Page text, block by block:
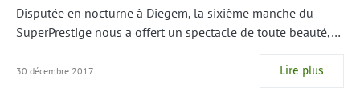
Disputée en nocturne à Diegem, la sixième manche du
SuperPrestige nous a offert un spectacle de toute beauté,…
30 décembre 2017 Lire plus